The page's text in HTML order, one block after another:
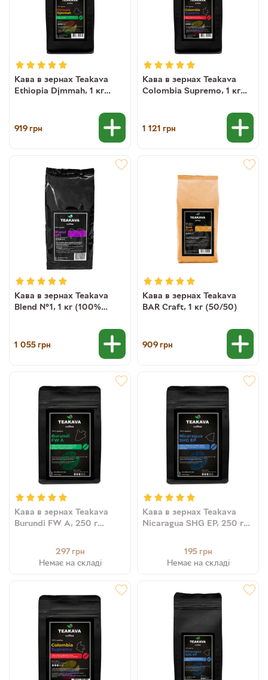
Кава в зернах Teakava
Ethiopia Djmmah, 1 кг
919грн
Кава в зернах Teakava
Colombia Supremo, 1 кг
1 121 грн
Кава в зернах Teakava
Blend №1, 1 кг (100%
1 055грн
Кава в зернах Teakava
BAR Craft, 1 кг (50/50)
909грн
Кава в зернах Teakava
Burundi FW A, 250 г
297 грн
Немає на складі
Кава в зернах Teakava
Nicaragua SHG EP, 250 г
195 грн
Немає на складі